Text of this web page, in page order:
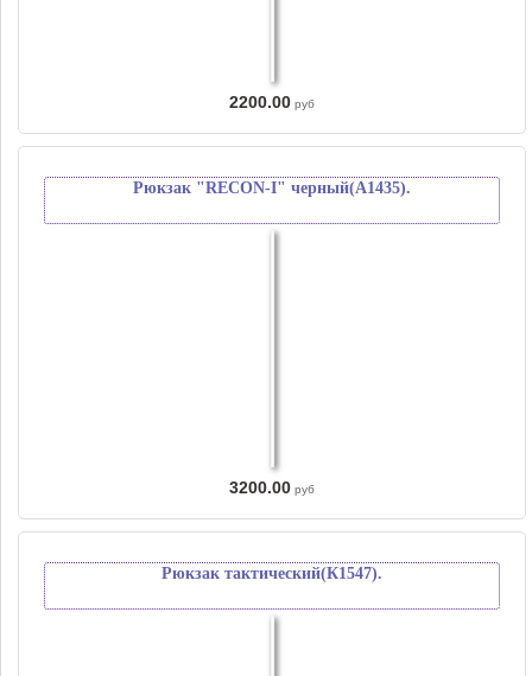
2200.00 руб
Рюкзак "RECON-I" черный(А1435).
3200.00 руб
Рюкзак тактический(К1547).